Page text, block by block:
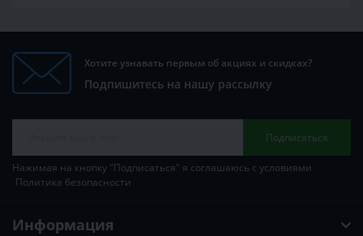
Хотите узнавать первым об акциях и скидках?
Подпишитесь на нашу рассылку
Подписаться
Нажимая на кнопку "Подписаться" я соглашаюсь с условиями
Политика безопасности
Информация